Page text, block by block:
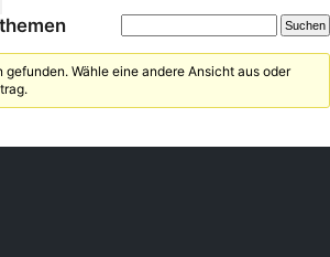
gefunden. Wähle eine andere Ansicht aus oder